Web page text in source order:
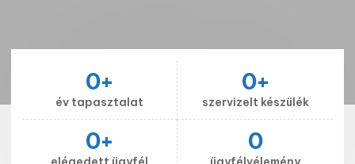
év tapasztalat
0+
szervizelt készülék
0+
0+ 0